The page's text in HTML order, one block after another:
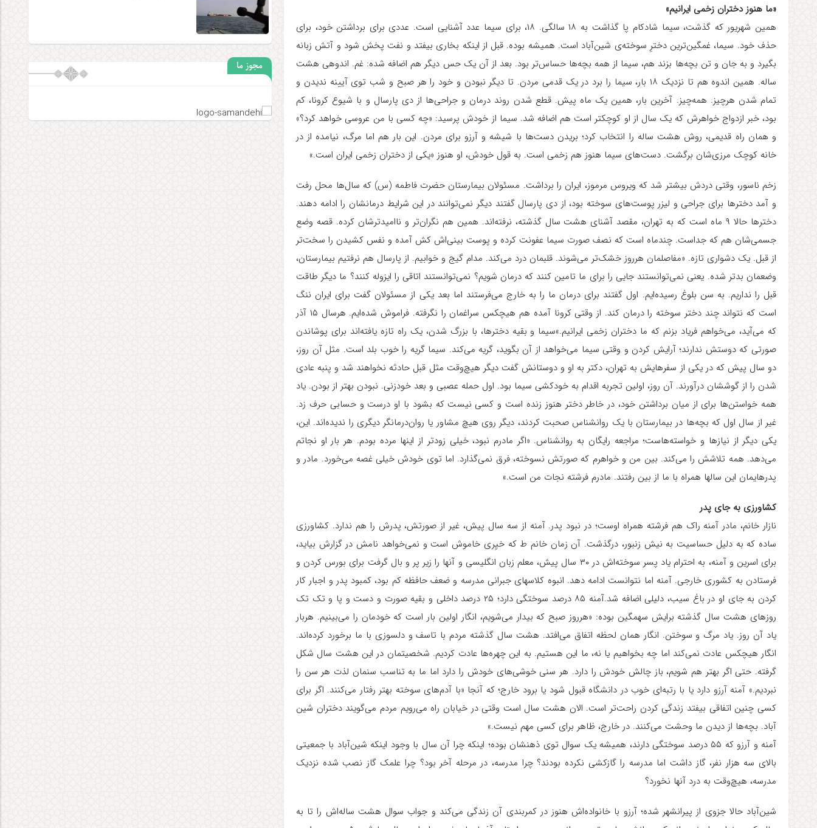
«ما هنوز دختران زخمی ایرانیم»
همین شهریور که گذشت، سیما شادکام پا گذاشت به ۱۸ سالگی. ۱۸، برای سیما عدد آشنایی است. عددی برای برداشتن خود، برای
حذف خود. سیما، غمگین‌ترین دخترِ سوخته‌ی شین‌آباد است. همیشه بوده. قبل از اینکه بخاری بیفتد و نفت پخش شود و آتش زبانه
بگیرد و به جان و تن بچه‌ها بزند هم، سیما از همه بچه‌ها حساس‌تر بود. بعد از آن یک حس دیگر هم اضافه شده: غم. اندوهی هشت
ساله. همین اندوه هم تا نزدیک ۱۸ بار، سیما را برد در یک قدمی مردن. تا دیگر نبودن و خود را هر صبح و شب توی آیینه ندیدن و
تمام شدن هرچیز. همه‌چیز. آخرین بار، همین یک ماه پیش. قطع شدن روند درمان و جراحی‌ها از دی پارسال و با شیوع کرونا، کم
بود، خبر ازدواج خواهرش که یک سال از او کوچکتر است هم اضافه شد. سیما از خودش پرسید: «چه کسی با من عروسی خواهد کرد؟»
و همان راه قدیمی، روش هشت ساله را انتخاب کرد؛ بریدن دست‌ها با شیشه و آرزو برای مردن. این بار هم اما مرگ، نیامده از در
خانه کوچک مرزی‌شان برگشت. دست‌های سیما هنوز هم زخمی است. به قول خودش، او هنوز «یکی از دختران زخمی ایران است.»
زخم ناسور، وقتی دردش بیشتر شد که ویروس مرموز، ایران را برداشت. مسئولان بیمارستان حضرت فاطمه (س) که سال‌ها محل رفت
و آمد دخترها برای جراحی و لیزر پوست‌های سوخته بود، از دی پارسال گفتند دیگر نمی‌توانند در این شرایط درمانشان را ادامه دهند.
دخترها حالا ۹ ماه است که به تهران، مقصد آشنای هشت سال گذشته، نرفته‌اند. همین هم نگران‌تر و ناامیدترشان کرده. قصه وضع
جسمی‌شان هم که جداست. چندماه است که نصف صورت سیما عفونت کرده و پوست بینی‌اش کش آمده و نفس کشیدن را سخت‌تر
از قبل. یک دشواری تازه. «مفاصلمان هرروز خشک‌تر می‌شوند. قلبمان درد می‌کند. مدام گیج و خوابیم. از پارسال هم نرفتیم بیمارستان،
وضعمان بدتر شده. یعنی نمی‌توانستند جایی را برای ما تامین کنند که درمان شویم؟ نمی‌توانستند اتاقی را ایزوله کنند؟ ما دیگر طاقت
قبل را نداریم. به سن بلوغ رسیده‌ایم. اول گفتند برای درمان ما را به خارج می‌فرستند اما بعد یکی از مسئولان گفت برای ایران ننگ
است که نتواند چند دختر سوخته را درمان کند. از وقتی کرونا آمده هم هیچکس سراغمان را نگرفته. فراموش شده‌ایم. هرسال ۱۵ آذر
که می‌آید، می‌خواهم فریاد بزنم که ما دختران زخمی ایرانیم.»سیما و بقیه دخترها، با بزرگ شدن، یک راه‌ تازه یافته‌اند برای پوشاندن
صورتی که دوستش ندارند؛ آرایش کردن و وقتی سیما می‌خواهد از آن بگوید، گریه می‌کند. سیما گریه را خوب بلد است. مثل آن روز،
دو سال پیش که در یکی از سفرهایش به تهران، دکتر به او و دوستانش گفت دیگر هیچ‌وقت مثل قبل حادثه نخواهند شد و پنبه عادی
شدن را از گوششان درآورند. آن روز، اولین تجربه اقدام به خودکشی سیما بود. اول حمله عصبی و بعد خودزنی. نبودن بهتر از بودن. یاد
همه خواستن‌ها برای از میان برداشتن خود، در خاطر دختر هنوز زنده است و کسی نیست که بشود با او درست و حسابی حرف زد.
غیر از سال اول که بچه‌ها در بیمارستان با یک روانشناس صحبت کردند، دیگر روی هیچ مشاور یا روان‌درمانگر دیگری را ندیده‌اند. این،
یکی دیگر از نیازها و خواسته‌هاست؛ مراجعه رایگان به روانشناس. «اگر مادرم نبود، خیلی زودتر از اینها مرده بودم. هر بار او نجاتم
می‌دهد. همه تلاشش را می‌کند. بین من و خواهرم که صورتش نسوخته، فرق نمی‌گذارد. اما توی خودش خیلی غصه می‌خورد. مادر و
پدرهایمان این سالها همراه با ما از بین رفتند. مادرم فرشته نجات من است.»
کشاورزی به جای پدر
نازار خانم، مادر آمنه راک هم فرشته همراه اوست؛ در نبود پدر. آمنه از سه سال پیش، غیر از صورتش، پدرش را هم ندارد. کشاورزی
ساده که به دلیل حساسیت به نیش زنبور، درگذشت. آن زمان خانم ط که خیِری خاموش است و نمی‌خواهد نامش در گزارش بیاید،
برای اسرین و آمنه، به احترام یاد پسر سوخته‌اش در ۳۰ سال پیش، معلم زبان انگلیسی و آنها را زیر پر و بال گرفت برای بورس کردن و
فرستادن به کشوری خارجی. آمنه اما نتوانست ادامه دهد. انبوه کلاسهای جبرانی مدرسه و ضعف حافظه کم بود، کمبود پدر و اجبار کار
کردن به جای او در باغ سیب، دلیلی اضافه شد.آمنه ۸۵ درصد سوختگی دارد؛ ۲۵ درصد داخلی و بقیه صورت و دست و پا و تک تک
روزهای هشت سال گذشته برایش سهمگین بوده: «هرروز صبح که بیدار می‌شویم، انگار اولین بار است که خودمان را می‌بینیم. هربار
یاد آن روز. یاد مرگ و سوختن. انگار همان لحظه اتفاق می‌افتد. هشت سال گذشته مردم با تاسف و دلسوزی با ما برخورد کرده‌اند.
انگار هیچکس عادت نمی‌کند اما چه بخواهیم یا نه، ما این هستیم. به این چهره‌ها عادت کردیم. شخصیتمان در این هشت سال شکل
گرفته. حتی اگر بهتر هم شویم، باز چالش خودش را دارد. هر سنی خوشی‌های خودش را دارد اما ما به تناسب سنمان لذت هر سن را
نبردیم.» آمنه آرزو دارد یا با رتبه‌ای خوب در دانشگاه قبول شود یا برود خارج؛ که آنجا «با آدم‌های سوخته بهتر رفتار می‌کنند. اگر برای
کسی چنین اتفاقی بیفتد زندگی کردن راحت‌تر است. الان هشت سال است وقتی در خیابان راه می‌رویم مردم می‌گویند دختران شین
آباد. بچه‌ها از دیدن ما وحشت می‌کنند. در خارج، ظاهر برای کسی مهم نیست.»
آمنه و آرزو که ۵۵ درصد سوختگی دارند، همیشه یک سوال توی ذهنشان بوده؛ اینکه چرا آن سال با وجود اینکه شین‌آباد با جمعیتی
بالای سه هزار نفر، گاز داشت اما مدرسه را گازکشی نکرده بودند؟ چرا مدرسه، در مرحله آخر بود؟ چرا علمک گاز نصب شده نزدیک
مدرسه، هیچ‌وقت به درد آنها نخورد؟
شین‌آباد حالا جزوی از پیرانشهر شده؛ آرزو با خانواده‌اش هنوز در کمربندی آن زندگی می‌کند و جواب سوال‌ هشت ساله‌اش را تا به
مجوز ما